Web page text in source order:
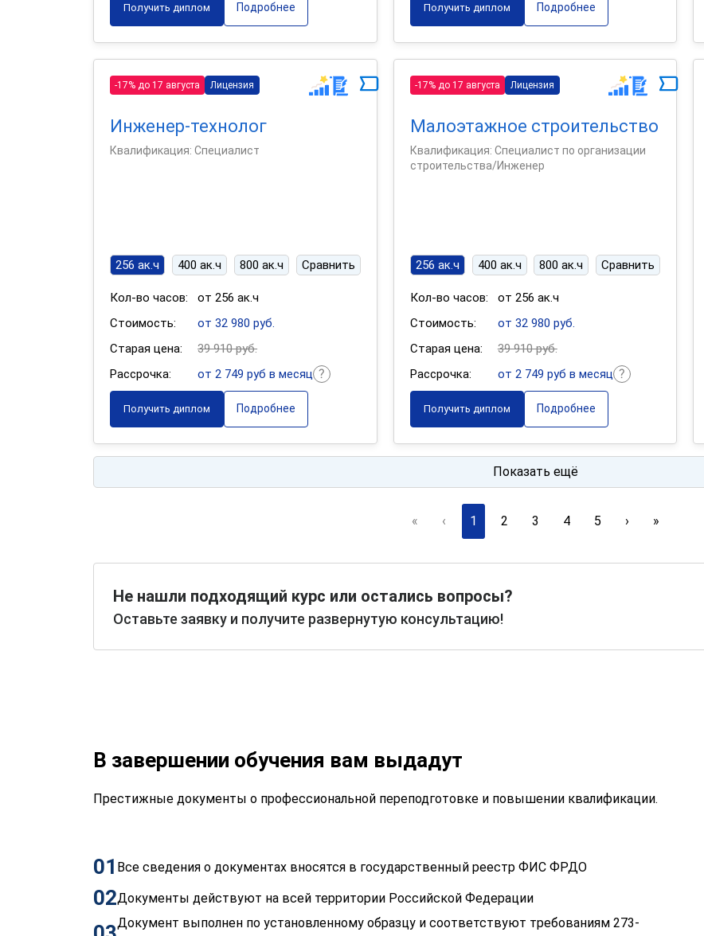
Получить диплом Подробнее Получить диплом Подробнее
-17% до 17 августа Лицензия
Инженер-технолог
Квалификация: Специалист
256 ак.ч 400 ак.ч 800 ак.ч Сравнить
Кол-во часов:
от 256 ак.ч
Стоимость:
от 32 980 руб.
Старая цена:
39 910 руб.
Рассрочка:
от 2 749 руб в месяц
Получить диплом Подробнее
-17% до 17 августа Лицензия
Малоэтажное строительство
Квалификация: Специалист по организации
строительства/Инженер
256 ак.ч 400 ак.ч 800 ак.ч Сравнить
Кол-во часов:
от 256 ак.ч
Стоимость:
от 32 980 руб.
Старая цена:
39 910 руб.
Рассрочка:
от 2 749 руб в месяц
Получить диплом Подробнее
Показать ещё
« ‹ 1 2 3 4 5 › »
Не нашли подходящий курс или остались вопросы?
Оставьте заявку и получите развернутую консультацию!
В завершении обучения вам выдадут
Престижные документы о профессиональной переподготовке и повышении квалификации.
01 Все сведения о документах вносятся в государственный реестр ФИС ФРДО
02Документы действуют на всей территории Российской Федерации
Документ выполнен по установленному образцу и соответствуют требованиям 273-